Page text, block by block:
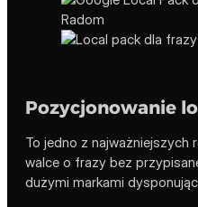
Pozycjonowanie
To jedno z najważniejszych
walce o frazy bez
dużymi markami